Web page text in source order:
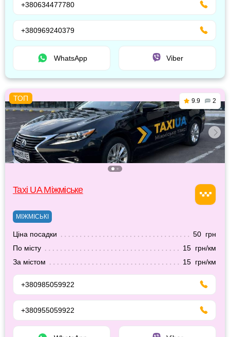
+380634477780
+380969240379
WhatsApp Viber
9.9 2
Taxi UA Міжміське
МІЖМІСЬКІ
Ціна посадки
50 грн
По місту
15 грн/км
За містом
15 грн/км
+380985059922
+380955059922